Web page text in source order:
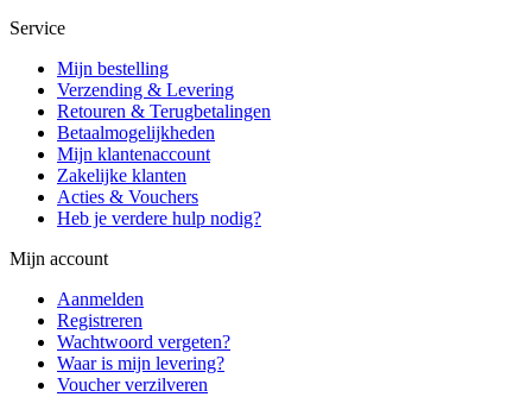
Service
Mijn bestelling
Verzending & Levering
Retouren & Terugbetalingen
Betaalmogelijkheden
Mijn klantenaccount
Zakelijke klanten
Acties & Vouchers
Heb je verdere hulp nodig?
Mijn account
Aanmelden
Registreren
Wachtwoord vergeten?
Waar is mijn levering?
Voucher verzilveren